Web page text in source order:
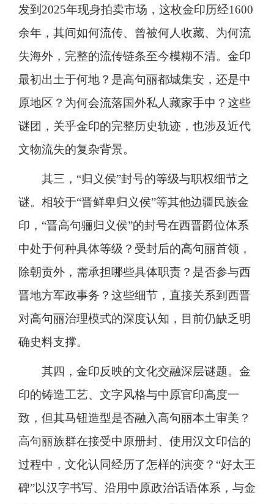
发到2025年现身拍卖市场，这枚金印历经1600
余年，其间如何流传、曾被何人收藏、为何流
失海外，完整的流传链条至今模糊不清。金印
最初出土于何地？是高句丽都城集安，还是中
原地区？为何会流落国外私人藏家手中？这些
谜团，关乎金印的完整历史轨迹，也涉及近代
文物流失的复杂背景。
其三，“归义侯”封号的等级与职权细节之
谜。相较于“晋鲜卑归义侯”等其他边疆民族金
印，“晋高句骊归义侯”的封号在西晋爵位体系
中处于何种具体等级？受封后的高句丽首领，
除朝贡外，需承担哪些具体职责？是否参与西
晋地方军政事务？这些细节，直接关系到西晋
对高句丽治理模式的深度认知，目前仍缺乏明
确史料支撑。
其四，金印反映的文化交融深层谜题。金
印的铸造工艺、文字风格与中原官印高度一
致，但其马钮造型是否融入高句丽本土审美？
高句丽族群在接受中原册封、使用汉文印信的
过程中，文化认同经历了怎样的演变？“好太王
碑”以汉字书写、沿用中原政治话语体系，与金